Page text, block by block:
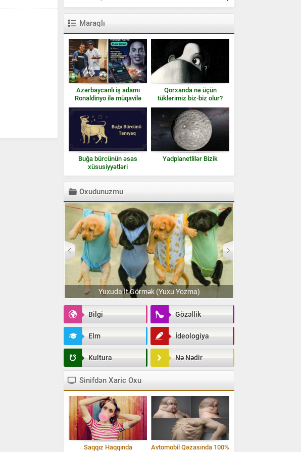
Maraqlı
Azərbaycanlı iş adamı
Ronaldinyo ilə müqavilə
imzaladı
Qorxanda nə üçün
tüklərimiz biz-biz olur?
Buğa bürcünün əsas
xüsusiyyətləri
Yadplanetlilər Bizik
Oxudunuzmu
Yuxuda İt Görmək (Yuxu Yozma)
Bilgi Gözəllik
Elm İdeologiya
Kultura Nə Nədir
Sinifdən Xaric Oxu
Saqqız Haqqında
Avtomobil Qəzasında 100%